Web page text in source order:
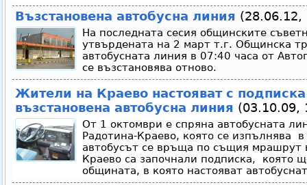
Възстановена автобусна линия (28.06.12,
На последната сесия общинските
утвърдената на 2 март т.г. Общинска
автобусната линия в 07:40 часа от
се възстановява отново.
Жители на Краево настояват с
възстановена автобусна линия (03.10.09,
От 1 октомври е спряна автобусната
Радотина-Краево, която се изпълнява
автобусът се връща по същия мрашрут
Краево са започнали подписка, която
общината, в която настояват